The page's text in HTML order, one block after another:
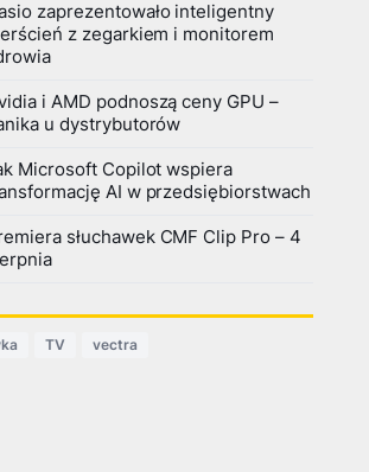
zaprezentowało inteligentny
z zegarkiem i monitorem
i AMD podnoszą ceny GPU –
u dystrybutorów
Microsoft Copilot wspiera
AI w przedsiębiorstwach
słuchawek CMF Clip Pro – 4
TV vectra